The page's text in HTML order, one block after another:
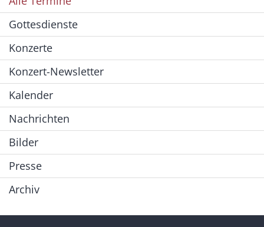
Gottesdienste
Konzerte
Konzert-Newsletter
Kalender
Nachrichten
Bilder
Presse
Archiv